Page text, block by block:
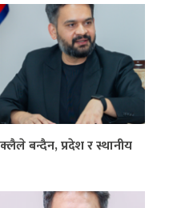
बन्दैन, प्रदेश र स्थानीय